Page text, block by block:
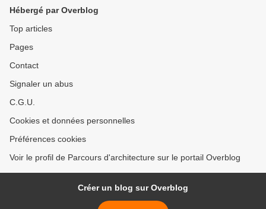
Hébergé par Overblog
Top articles
Pages
Contact
Signaler un abus
C.G.U.
Cookies et données personnelles
Préférences cookies
Voir le profil de Parcours d'architecture sur le portail Overblog
Créer un blog sur Overblog